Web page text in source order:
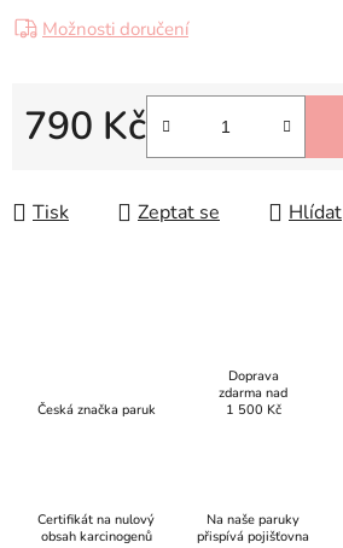
Možnosti doručení
790 Kč
Tisk Zeptat se Hlídat
Česká značka paruk
Doprava
zdarma nad
1 500 Kč
Certifikát na nulový
obsah karcinogenů
Na naše paruky
přispívá pojišťovna